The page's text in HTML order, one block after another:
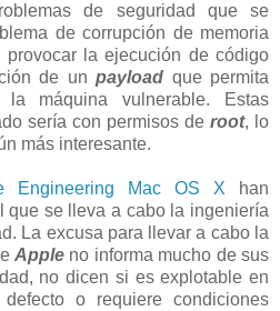
de seguridad que se
de corrupción de memoria
la ejecución de código
de un payload que permita
la máquina vulnerable. Estas
sería con permisos de root, lo
más interesante.
Engineering Mac OS X han
que se lleva a cabo la ingeniería
La excusa para llevar a cabo la
Apple no informa mucho de sus
no dicen si es explotable en
defecto o requiere condiciones